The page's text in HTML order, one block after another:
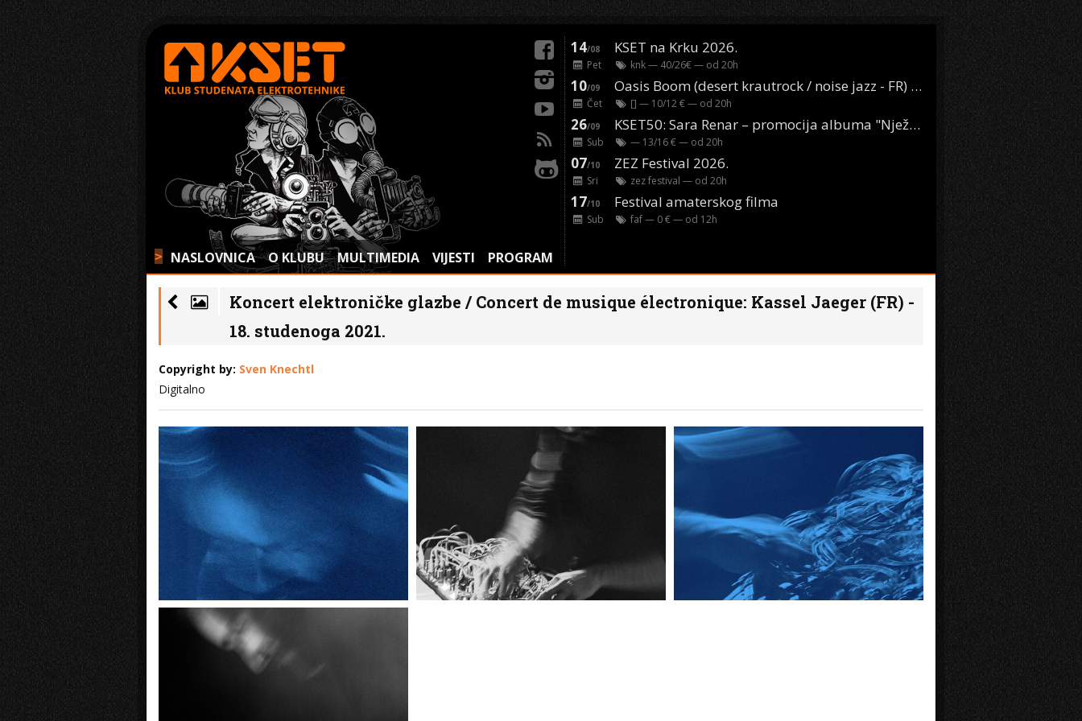
> NASLOVNICA O KLUBU MULTIMEDIA VIJESTI PROGRAM
14/08 KSET na Krku 2026.
Pet knk— 40/26€ — od 20h
10/09 Oasis Boom (desert krautrock / noise jazz - FR) @ KONTEJNER
Čet [] — 10/12 € — od 20h
26/09 KSET50: Sara Renar – promocija albuma "Nježne riječi" @ Močvara
Sub — 13/16 € — od 20h
07/10 ZEZ Festival 2026.
Sri zez festival — od 20h
17/10 Festival amaterskog filma
Sub faf— 0 € — od 12h
Koncert elektroničke glazbe / Concert de musique électronique: Kassel Jaeger (FR) -
18. studenoga 2021.
Copyright by: Sven Knechtl
Digitalno